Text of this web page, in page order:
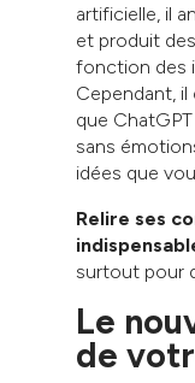
artificielle, il
et produit
fonction des
Cependant,
que
sans
idées que
Relire ses
surtout pour
Le
de